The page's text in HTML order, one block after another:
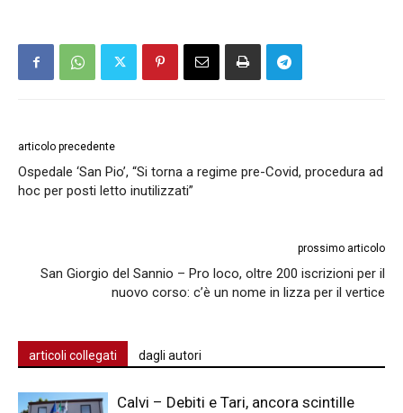
articolo precedente
Ospedale ‘San Pio’, “Si torna a regime pre-Covid, procedura ad
hoc per posti letto inutilizzati”
prossimo articolo
San Giorgio del Sannio – Pro loco, oltre 200 iscrizioni per il
nuovo corso: c’è un nome in lizza per il vertice
articoli collegati dagli autori
Calvi – Debiti e Tari, ancora scintille